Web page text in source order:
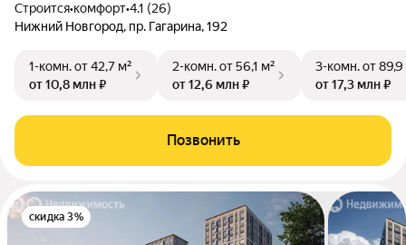
Строится•комфорт•4.1 (26)
Нижний Новгород, пр. Гагарина, 192
1-комн.от 42,7 м²
от 10,8 млн ₽
2-комн.от 56,1 м²
от 12,6 млн ₽
3-комн.от 89,9
от 17,3 млн ₽
Позвонить
скидка 3%